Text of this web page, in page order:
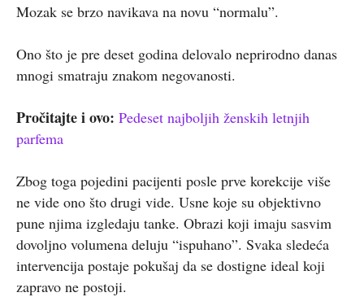
Mozak se brzo navikava na novu “normalu”.
Ono što je pre deset godina delovalo neprirodno danas
mnogi smatraju znakom negovanosti.
Pročitajte i ovo: Pedeset najboljih ženskih letnjih
parfema
Zbog toga pojedini pacijenti posle prve korekcije više
ne vide ono što drugi vide. Usne koje su objektivno
pune njima izgledaju tanke. Obrazi koji imaju sasvim
dovoljno volumena deluju “ispuhano”. Svaka sledeća
intervencija postaje pokušaj da se dostigne ideal koji
zapravo ne postoji.